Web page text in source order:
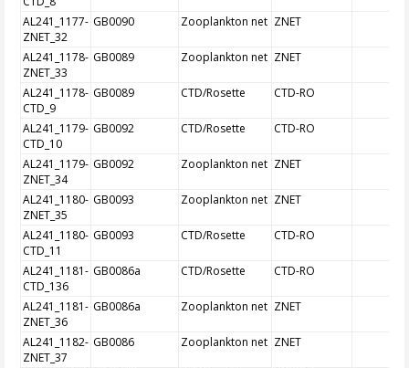
AL241_1177-
ZNET_32
GB0090 Zooplankton net ZNET
AL241_1178-
ZNET_33
GB0089 Zooplankton net ZNET
AL241_1178-
CTD_9
GB0089 CTD/Rosette CTD-RO
AL241_1179-
CTD_10
GB0092 CTD/Rosette CTD-RO
AL241_1179-
ZNET_34
GB0092 Zooplankton net ZNET
AL241_1180-
ZNET_35
GB0093 Zooplankton net ZNET
AL241_1180-
CTD_11
GB0093 CTD/Rosette CTD-RO
AL241_1181-
CTD_136
GB0086a CTD/Rosette CTD-RO
AL241_1181-
ZNET_36
GB0086a Zooplankton net ZNET
AL241_1182-
ZNET_37
GB0086 Zooplankton net ZNET